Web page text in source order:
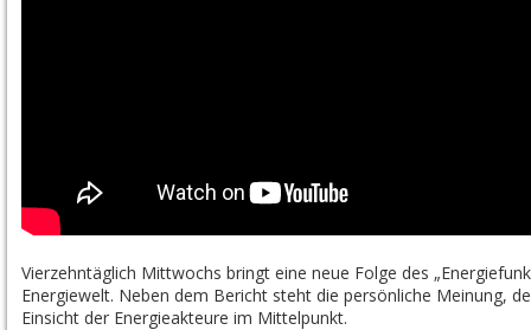
Vierzehntäglich Mittwochs bringt eine neue Folge des
Energiewelt. Neben dem Bericht steht die persönliche Meinung,
Einsicht der Energieakteure im Mittelpunkt.